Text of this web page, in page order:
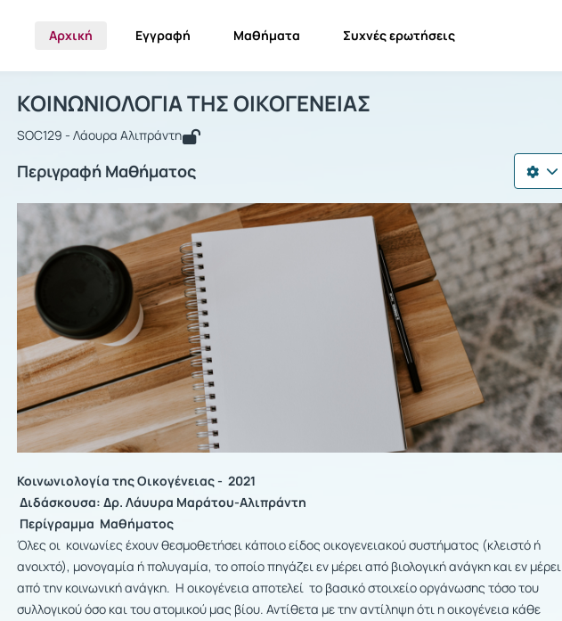
Αρχική Εγγραφή Μαθήματα Συχνές ερωτήσεις
Μάθημα : ΚΟΙΝΩΝΙΟΛΟΓΙΑ ΤΗΣ ΟΙΚΟΓΕΝΕΙΑΣ
ΚΟΙΝΩΝΙΟΛΟΓΙΑ ΤΗΣ ΟΙΚΟΓΕΝΕΙΑΣ
SOC129 - Λάουρα Αλιπράντη
Περιγραφή Μαθήματος
Κοινωνιoλογία της Οικογένειας- 2021
Διδάσκουσα: Δρ. Λάυυρα Μαράτου-Αλιπράντη
Περίγραμμα Μαθήματος
Όλες οι κοινωνίες έχουν θεσμοθετήσει κάποιο είδος οικογενειακού συστήματος (κλειστό ή
ανοιχτό), μονογαμία ή πολυγαμία, το οποίο πηγάζει εν μέρει από βιολογική ανάγκη και εν μέρει
από την κοινωνική ανάγκη. Η οικογένεια αποτελεί το βασικό στοιχείο οργάνωσης τόσο του
συλλογικού όσο και του ατομικού μας βίου. Αντίθετα με την αντίληψη ότι η οικογένεια κάθε